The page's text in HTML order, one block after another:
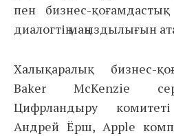
пен бизнес-
диалогтің маңыздылығын
Халықаралық бизнес-
Baker McKenzie
Цифрландыру комитеті
Андрей Ёрш, Apple